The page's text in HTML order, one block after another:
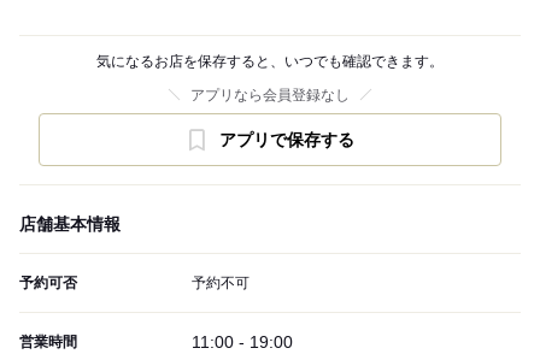
気になるお店を保存すると、いつでも確認できます。
アプリなら会員登録なし
アプリで保存する
店舗基本情報
予約可否 予約不可
営業時間 11:00 - 19:00